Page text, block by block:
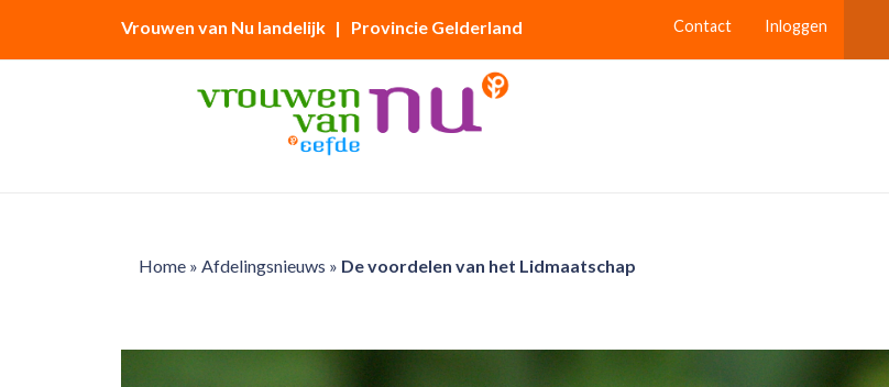
Vrouwen van Nu landelijk | Provincie Gelderland Contact Inloggen
Home» Afdelingsnieuws » De voordelen van het Lidmaatschap